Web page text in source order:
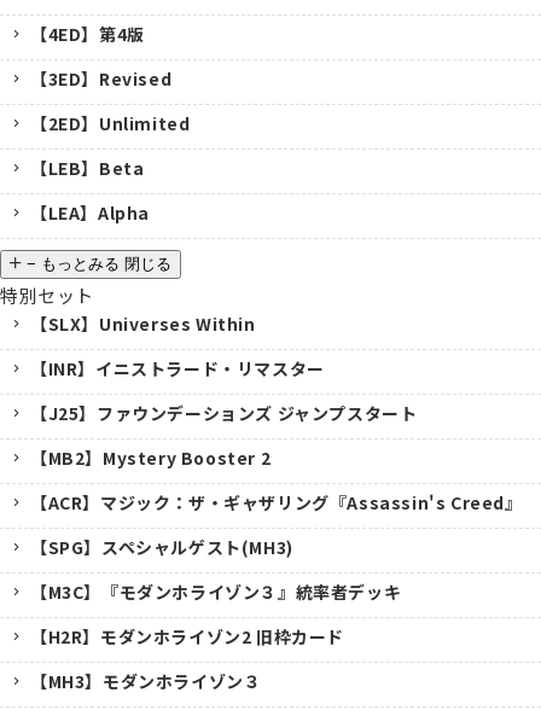
【4ED】第4版
【3ED】Revised
【2ED】Unlimited
【LEB】Beta
【LEA】Alpha
− もっとみる 閉じる
特別セット
【SLX】Universes Within
【INR】イニストラード・リマスター
【J25】ファウンデーションズ ジャンプスタート
【MB2】Mystery Booster 2
【ACR】マジック：ザ・ギャザリング『Assassin's Creed』
【SPG】スペシャルゲスト(MH3)
【M3C】『モダンホライゾン３』統率者デッキ
【H2R】モダンホライゾン2 旧枠カード
【MH3】モダンホライゾン３